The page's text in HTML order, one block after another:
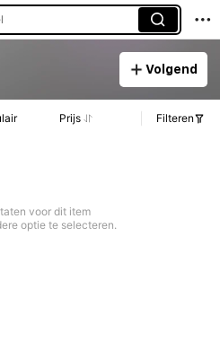
Volgend
Prijs Filteren
voor dit item
optie te selecteren.